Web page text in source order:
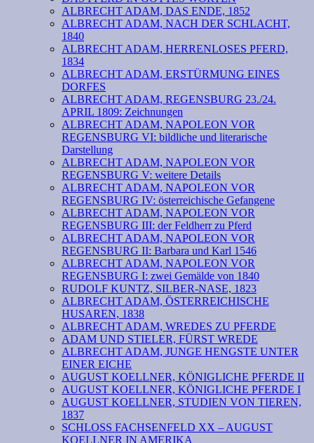
ALBRECHT ADAM, DAS ENDE, 1852
ALBRECHT ADAM, NACH DER SCHLACHT,
1840
ALBRECHT ADAM, HERRENLOSES PFERD,
1834
ALBRECHT ADAM, ERSTÜRMUNG EINES
DORFES
ALBRECHT ADAM, REGENSBURG 23./24.
APRIL 1809: Zeichnungen
ALBRECHT ADAM, NAPOLEON VOR
REGENSBURG VI: bildliche und literarische
Darstellung
ALBRECHT ADAM, NAPOLEON VOR
REGENSBURG V: weitere Details
ALBRECHT ADAM, NAPOLEON VOR
REGENSBURG IV: österreichische Gefangene
ALBRECHT ADAM, NAPOLEON VOR
REGENSBURG III: der Feldherr zu Pferd
ALBRECHT ADAM, NAPOLEON VOR
REGENSBURG II: Barbara und Karl 1546
ALBRECHT ADAM, NAPOLEON VOR
REGENSBURG I: zwei Gemälde von 1840
RUDOLF KUNTZ, SILBER-NASE, 1823
ALBRECHT ADAM, ÖSTERREICHISCHE
HUSAREN, 1838
ALBRECHT ADAM, WREDES ZU PFERDE
ADAM UND STIELER, FÜRST WREDE
ALBRECHT ADAM, JUNGE HENGSTE UNTER
EINER EICHE
AUGUST KOELLNER, KÖNIGLICHE PFERDE II
AUGUST KOELLNER, KÖNIGLICHE PFERDE I
AUGUST KOELLNER, STUDIEN VON TIEREN,
1837
SCHLOSS FACHSENFELD XX – AUGUST
KOELLNER IN AMERIKA